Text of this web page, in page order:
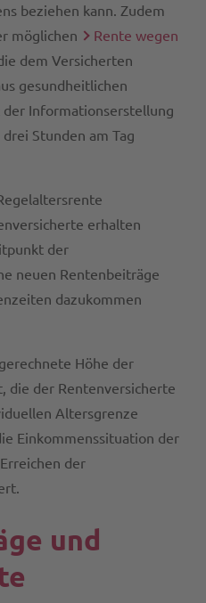
beziehen kann. Zudem
möglichen
Rente wegen
dem Versicherten
gesundheitlichen
Informationserstellung
Stunden am Tag
erhalten
der
neuen Rentenbeiträge
dazukommen
Höhe der
die der Rentenversicherte
Altersgrenze
Einkommenssituation der
der
und